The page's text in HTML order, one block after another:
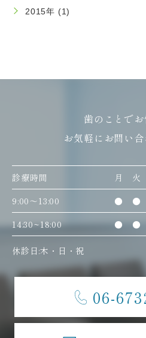
2015年 (1)
歯のことでお
お気軽にお問い
診療時間 月 火
9:00〜13:00
● ●
14:30~18:00
● ●
休診日:木・日・祝
06-